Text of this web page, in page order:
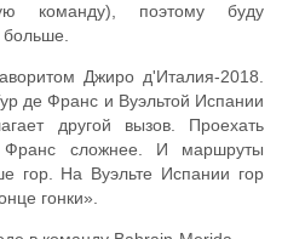
команду), поэтому буду
больше.
Джиро д'Италия-2018.
де Франс и Вуэльтой Испании
другой вызов. Проехать
сложнее. И маршруты
гор. На Вуэльте Испании гор
гонки».